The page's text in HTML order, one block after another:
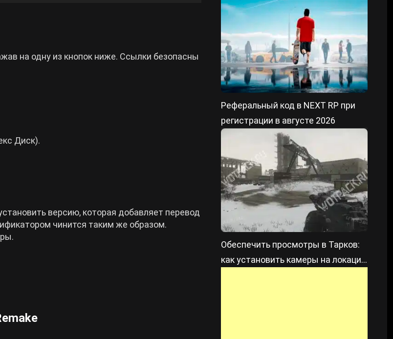
на одну из кнопок ниже. Ссылки безопасны
Диск).
версию, которая добавляет перевод
чинится таким же образом.
Реферальный код в NEXT RP при
регистрации в августе 2026
Обеспечить просмотры в Тарков:
как установить камеры на локации